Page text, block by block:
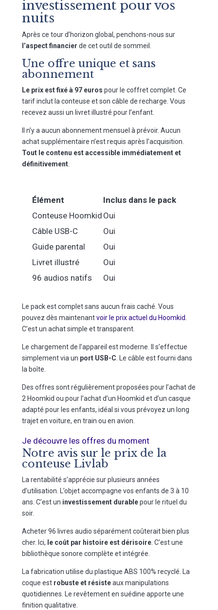
investissement pour vos
nuits
Après ce tour d’horizon global, penchons-nous sur
l’aspect financier de cet outil de sommeil.
Une offre unique et sans
abonnement
Le prix est fixé à 97 euros pour le coffret complet. Ce
tarif inclut la conteuse et son câble de recharge. Vous
recevez aussi un livret illustré pour l’enfant.
Il n’y a aucun abonnement mensuel à prévoir. Aucun
achat supplémentaire n’est requis après l’acquisition.
Tout le contenu est accessible immédiatement et
définitivement.
Élément
Inclus dans le pack
Conteuse Hoomkid Oui
Câble USB-C
Oui
Guide parental
Oui
Livret illustré
Oui
96 audios natifs
Oui
Le pack est complet sans aucun frais caché. Vous
pouvez dès maintenantvoir le prix actuel du Hoomkid
C’est un achat simple et transparent.
Le chargement de l’appareil est moderne. Il s’effectue
simplement via un port USB-C . Le câble est fourni dans
la boîte.
Des offres sont régulièrement proposées pour l’achat de
2 Hoomkid ou pour l’achat d’un Hoomkid et d’un casque
adapté pour les enfants, idéal si vous prévoyez un long
trajet en voiture, en train ou en avion.
Je découvre les offres du moment
Notre avis sur le prix de la
conteuse Livlab
La rentabilité s’apprécie sur plusieurs années
d’utilisation. L’objet accompagne vos enfants de 3 à 10
ans. C’est un investissement durablepour le rituel du
soir.
Acheter 96 livres audio séparément coûterait bien plus
cher. Ici, le coût par histoire est dérisoire. C’est une
bibliothèque sonore complète et intégrée.
La fabrication utilise du plastique ABS 100% recyclé. La
coque est robuste et résisteaux manipulations
quotidiennes. Le revêtement en suédine apporte une
finition qualitative.